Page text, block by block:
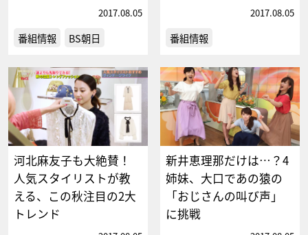
2017.08.05
番組情報 BS朝日
2017.08.05
番組情報
河北麻友子も大絶賛！
人気スタイリストが教
える、この秋注目の2大
トレンド
新井恵理那だけは…？4
姉妹、大口であの猿の
「おじさんの叫び声」
に挑戦